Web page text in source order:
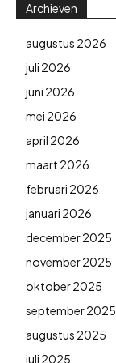
Archieven
augustus 2026
juli 2026
juni 2026
mei 2026
april 2026
maart 2026
februari 2026
januari 2026
december 2025
november 2025
oktober 2025
september 2025
augustus 2025
juli 2025